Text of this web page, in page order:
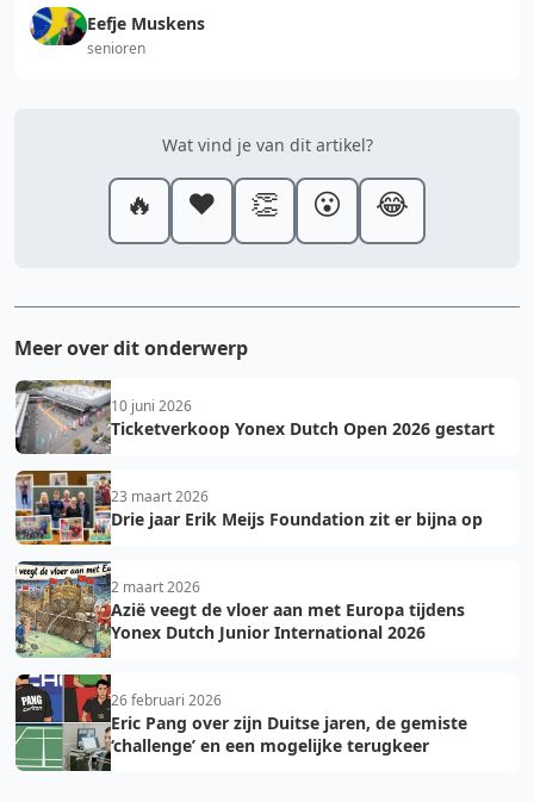
Eefje Muskens
senioren
Wat vind je van dit artikel?
🔥 ❤️ 👏 😮 😂
Meer over dit onderwerp
10 juni 2026
Ticketverkoop Yonex Dutch Open 2026 gestart
23 maart 2026
Drie jaar Erik Meijs Foundation zit er bijna op
2 maart 2026
Azië veegt de vloer aan met Europa tijdens
Yonex Dutch Junior International 2026
26 februari 2026
Eric Pang over zijn Duitse jaren, de gemiste
‘challenge’ en een mogelijke terugkeer